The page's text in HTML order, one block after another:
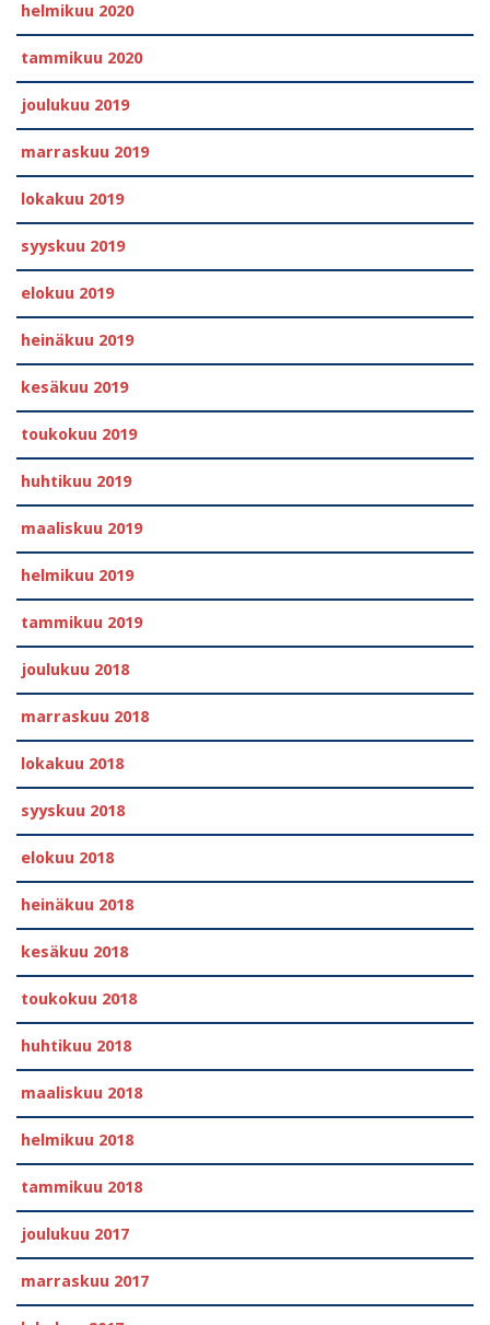
helmikuu 2020
tammikuu 2020
joulukuu 2019
marraskuu 2019
lokakuu 2019
syyskuu 2019
elokuu 2019
heinäkuu 2019
kesäkuu 2019
toukokuu 2019
huhtikuu 2019
maaliskuu 2019
helmikuu 2019
tammikuu 2019
joulukuu 2018
marraskuu 2018
lokakuu 2018
syyskuu 2018
elokuu 2018
heinäkuu 2018
kesäkuu 2018
toukokuu 2018
huhtikuu 2018
maaliskuu 2018
helmikuu 2018
tammikuu 2018
joulukuu 2017
marraskuu 2017